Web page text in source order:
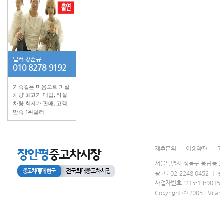
딜러 강순규
010-8278-9192
가족같은 마음으로 파실
차량 최고가 매입, 타실
차량 최저가 판매, 고객
만족 1위딜러
제휴문의 이용약관
서울특별시 성동구 용답
광고 : 02-2248-0452
사업자번호 :215-13-
Copyright ⓒ 2005